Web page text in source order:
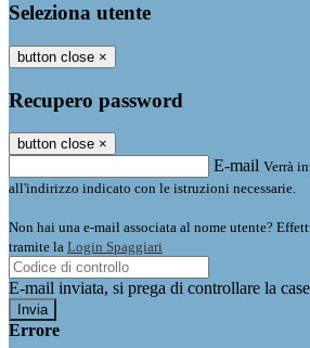
Seleziona utente
button close ×
Recupero password
button close ×
E-mail Verrà
all'indirizzo indicato con le istruzioni necessarie.
Non hai una e-mail associata al nome utente?
tramite la Login Spaggiari
E-mail inviata, si prega di controllare la
Errore